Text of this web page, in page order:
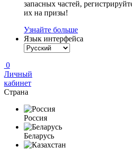
запасных частей,
их на призы!
Узнайте больше
Язык интерфейса
0
Личный
кабинет
Страна
Россия
Беларусь